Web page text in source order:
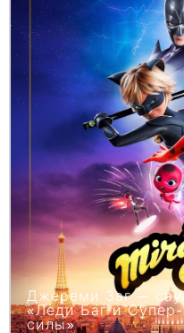
Джереми Заг —
«Леди Баг и
силы»